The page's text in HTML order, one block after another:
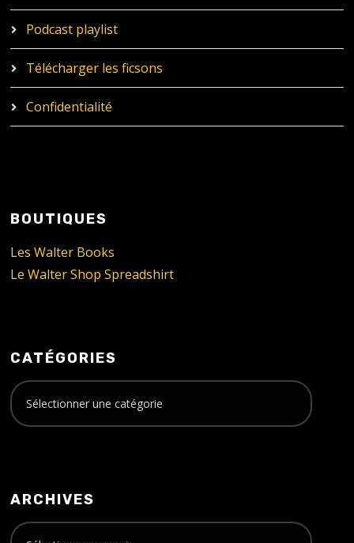
Podcast playlist
Télécharger les ficsons
Confidentialité
BOUTIQUES
Les Walter Books
Le Walter Shop Spreadshirt
CATÉGORIES
ARCHIVES